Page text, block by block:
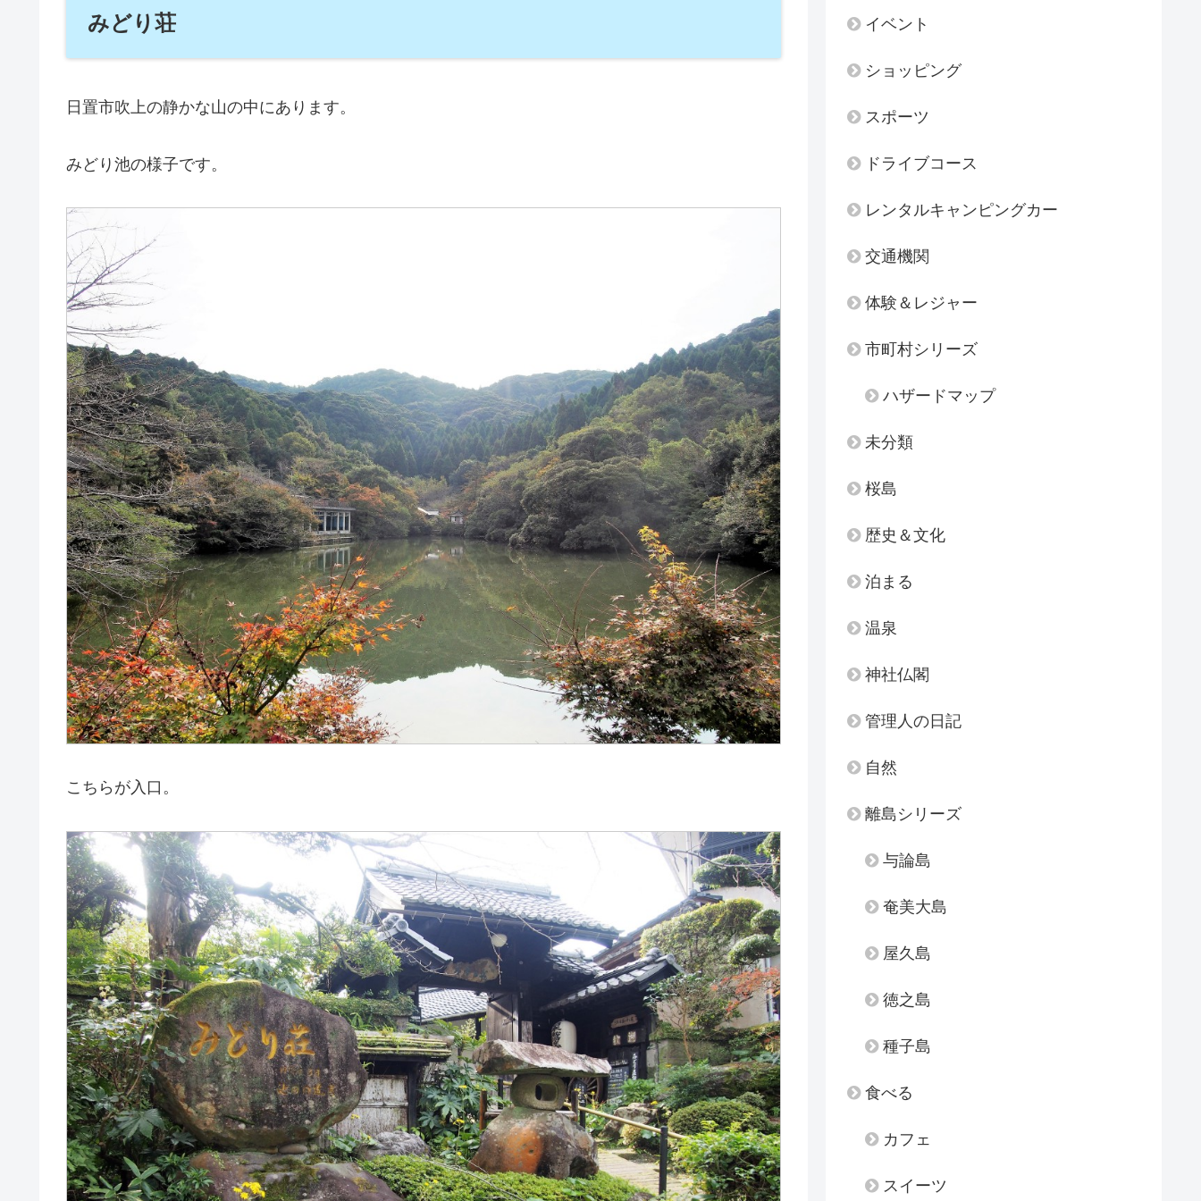
みどり荘
日置市吹上の静かな山の中にあります。
みどり池の様子です。
こちらが入口。
イベント
ショッピング
スポーツ
ドライブコース
レンタルキャンピングカー
交通機関
体験＆レジャー
市町村シリーズ
ハザードマップ
未分類
桜島
歴史＆文化
泊まる
温泉
神社仏閣
管理人の日記
自然
離島シリーズ
与論島
奄美大島
屋久島
徳之島
種子島
食べる
カフェ
スイーツ